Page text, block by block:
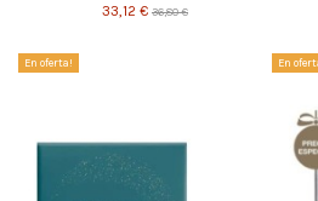
33,12 € 36,80 €
En oferta! En